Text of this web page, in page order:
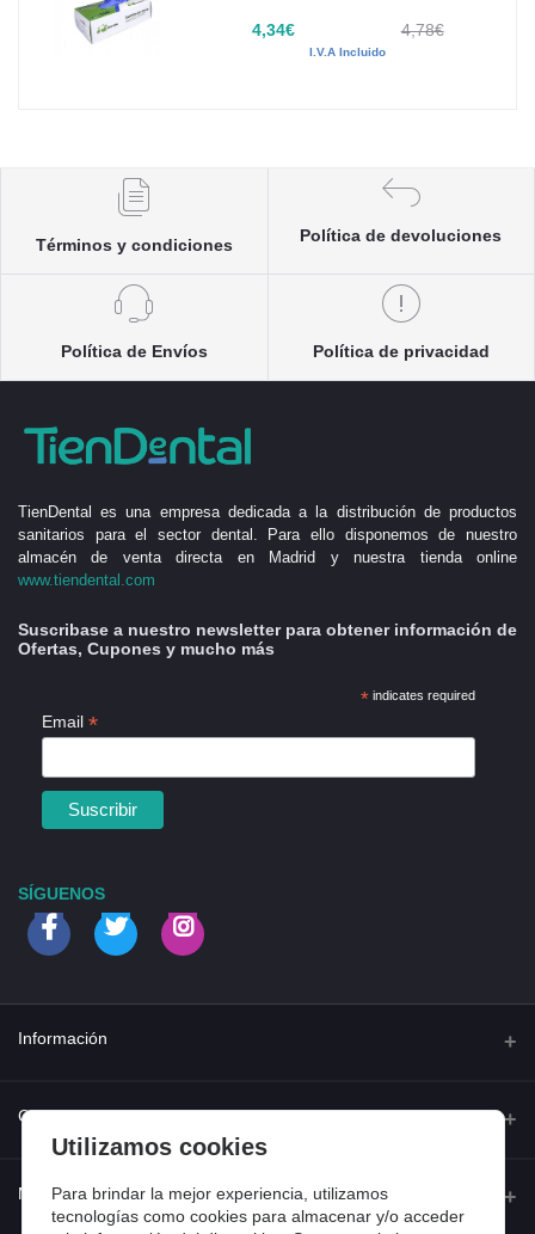
4,34€ 4,78€
I.V.A Incluido
Términos y condiciones
Política de devoluciones
Política de Envíos Política de privacidad
TienDental es una empresa dedicada a la distribución de productos
sanitarios para el sector dental. Para ello disponemos de nuestro
almacén de venta directa en Madrid y nuestra tienda online
www.tiendental.com
Suscribase a nuestro newsletter para obtener información de
Ofertas, Cupones y mucho más
*indicates required
Email *
SÍGUENOS
Información
Quienes somos
Contacta con nosotros
Dónde estamos
Contacto
Dirección
Calle Ferraz 42, Madrid
Mi cuenta
Utilizamos cookies
Para brindar la mejor experiencia, utilizamos
tecnologías como cookies para almacenar y/o acceder